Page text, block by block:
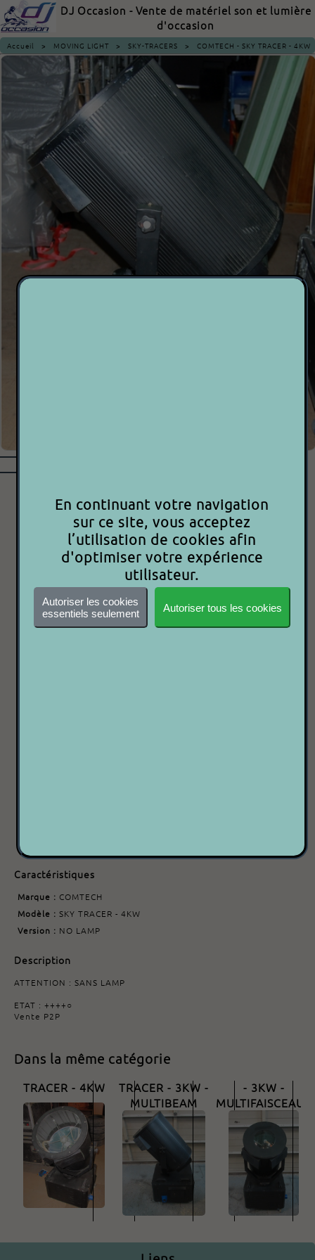
DJ Occasion - Vente de matériel son et lumière
d'occasion
Accueil > MOVING LIGHT > SKY-TRACERS > COMTECH - SKY TRACER - 4KW
COMTECH - SKY TRACER -
4KW
Prix neuf : 2200.00€
800.00€
P 2 P
Description
ATTENTION : SANS LAMP
ETAT : ++++○
Vente P2P
Caractéristiques
Marque : COMTECH
Modèle : SKY TRACER - 4KW
Version : NO LAMP
Dans la même catégorie
TRACER - 4KW
UNKNOW - SKY
TRACER - 3KW -
MULTIBEAM
- 3KW -
MULTIFAISCEAUX
En continuant votre navigation
sur ce site, vous acceptez
l’utilisation de cookies afin
d'optimiser votre expérience
utilisateur.
Autoriser les cookies
essentiels seulement
Autoriser tous les cookies